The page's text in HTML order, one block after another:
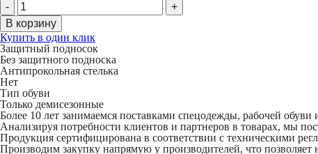
Купить в один клик
Защитный подносок
Без защитного подноска
Антипрокольная стелька
Нет
Тип обуви
Только демисезонные
Более 10 лет занимаемся поставками спецодежды, рабочей
Анализируя потребности клиентов и партнеров в товарах, мы
Продукция сертифицирована в соответствии с техническими
Производим закупку напрямую у производителей, что позволяет